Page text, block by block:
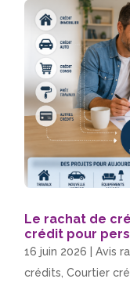
Le rachat de
crédit pour
16 juin 2026 |Avis
crédits ,Courtier